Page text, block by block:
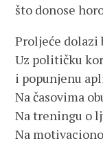
što donose
Proljeće
Uz političku
i popunjenu
Na časovima
Na treningu o
Na